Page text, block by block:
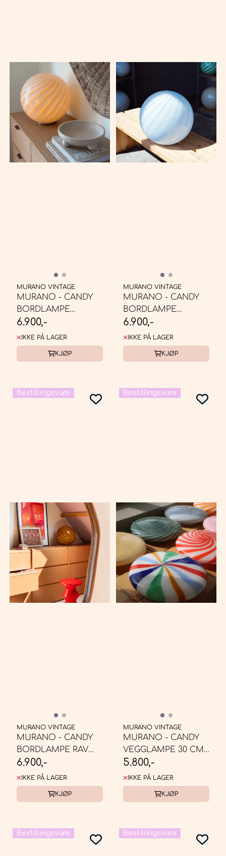
MURANO VINTAGE
MURANO - CANDY
BORDLAMPE
KREMKARAMELL
SWIRL * ...
6.900,-
IKKE PÅ LAGER
KJØP
MURANO VINTAGE
MURANO - CANDY
BORDLAMPE
LYSEBLÅ SWIRL * ...
6.900,-
IKKE PÅ LAGER
KJØP
Bestillingsvare
MURANO VINTAGE
MURANO - CANDY
BORDLAMPE RAV
ORANGE SWIRL * ...
6.900,-
IKKE PÅ LAGER
KJØP
Bestillingsvare
MURANO VINTAGE
MURANO - CANDY
VEGGLAMPE 30 CM *
BESTILLINGSVARE
5.800,-
IKKE PÅ LAGER
KJØP
Bestillingsvare Bestillingsvare